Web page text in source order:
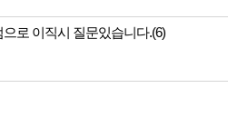
로 이직시 질문있습니다.(6)